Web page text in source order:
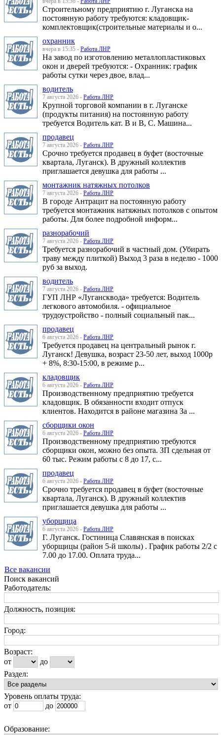
Строительному предприятию г. Луганска на
постоянную работу требуются: кладовщик-
комплектовщик(строительные материалы и о...
охранник
вчера в 15:35 - Работа ЛНР
На завод по изготовлению металлопластиковых
окон и дверей требуются: - Охранник: график
работы сутки через двое, влад...
водитель
7 августа 2026 - Работа ЛНР
Крупной торговой компании в г. Луганске
(продукты питания) на постоянную работу
требуется Водитель кат. В и В, С. Машина...
продавец
7 августа 2026 - Работа ЛНР
Срочно требуется продавец в буфет (восточные
квартала, Луганск). В дружный коллектив
приглашается девушка для работы ...
монтажник натяжных потолков
7 августа 2026 - Работа ЛНР
В городе Антрацит на постоянную работу
требуется монтажник натяжных потолков с опытом
работы. Для более подробной информ...
разнорабочий
7 августа 2026 - Работа ЛНР
Требуется разнорабочий в частный дом. (Убирать
траву между плиткой) Выход 3 раза в неделю - 1000
руб за выход.
водитель
7 августа 2026 - Работа ЛНР
ГУП ЛНР «Лугансквода» требуется: Водитель
легкового автомобиля. - официальное
трудоустройство - полный социальный пак...
продавец
6 августа 2026 - Работа ЛНР
Требуется продавец на центральный рынок г.
Луганск! Девушка, возраст 23-50 лет, выход 1000р
+ 8%, 8:30-15:00, в режиме р...
кладовщик
6 августа 2026 - Работа ЛНР
Производственному предприятию требуется
кладовщик. В обязанности входит отпуск
клиентов. Находится в районе магазина За ...
сборщики окон
6 августа 2026 - Работа ЛНР
Производственному предприятию требуются
сборщики окон, можно без опыта. ЗП сдельная от
60 тыс. Режим работы с 8 до 17, с...
продавец
6 августа 2026 - Работа ЛНР
Срочно требуется продавец в буфет (восточные
квартала, Луганск). В дружный коллектив
приглашается девушка для работы ...
уборщица
6 августа 2026 - Работа ЛНР
Г. Луганск. Гостиница Славянская в поисках
уборщицы (район 5-й школы) . График работы 2/2 с
7.00 до 17.00. Оплата труда...
Все вакансии
Поиск вакансий
Работодатель:
Должность, позиция:
Город:
Возраст:
от
до
Раздел:
Уровень оплаты труда:
от
до
Образование: